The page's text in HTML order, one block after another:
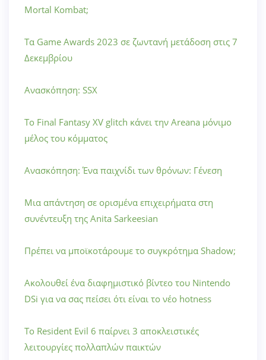
Mortal Kombat;
Τα Game Awards 2023 σε ζωντανή μετάδοση στις 7
Δεκεμβρίου
Ανασκόπηση: SSX
Το Final Fantasy XV glitch κάνει την Areana μόνιμο
μέλος του κόμματος
Ανασκόπηση: Ένα παιχνίδι των θρόνων: Γένεση
Μια απάντηση σε ορισμένα επιχειρήματα στη
συνέντευξη της Anita Sarkeesian
Πρέπει να μποϊκοτάρουμε το συγκρότημα Shadow;
Ακολουθεί ένα διαφημιστικό βίντεο του Nintendo
DSi για να σας πείσει ότι είναι το νέο hotness
Το Resident Evil 6 παίρνει 3 αποκλειστικές
λειτουργίες πολλαπλών παικτών